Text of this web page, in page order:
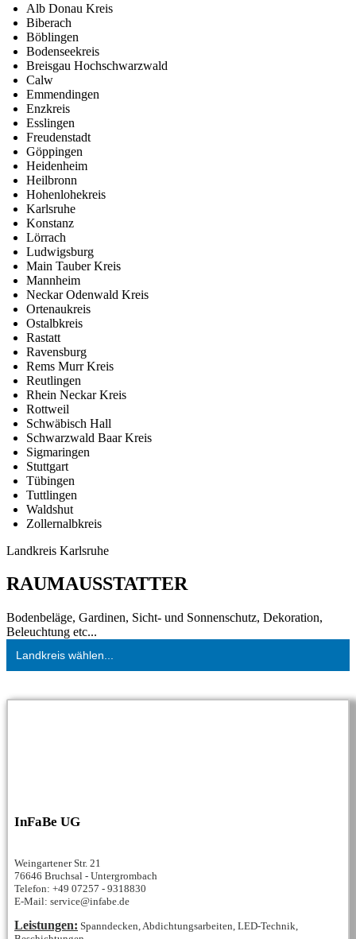
Alb Donau Kreis
Biberach
Böblingen
Bodenseekreis
Breisgau Hochschwarzwald
Calw
Emmendingen
Enzkreis
Esslingen
Freudenstadt
Göppingen
Heidenheim
Heilbronn
Hohenlohekreis
Karlsruhe
Konstanz
Lörrach
Ludwigsburg
Main Tauber Kreis
Mannheim
Neckar Odenwald Kreis
Ortenaukreis
Ostalbkreis
Rastatt
Ravensburg
Rems Murr Kreis
Reutlingen
Rhein Neckar Kreis
Rottweil
Schwäbisch Hall
Schwarzwald Baar Kreis
Sigmaringen
Stuttgart
Tübingen
Tuttlingen
Waldshut
Zollernalbkreis
Landkreis Karlsruhe
RAUMAUSSTATTER
Bodenbeläge, Gardinen, Sicht- und Sonnenschutz, Dekoration,
Beleuchtung etc...
Landkreis wählen...
InFaBe UG
Weingartener Str. 21
76646 Bruchsal - Untergrombach
Telefon: +49 07257 - 9318830
E-Mail: service@infabe.de
Leistungen: Spanndecken, Abdichtungsarbeiten, LED-Technik,